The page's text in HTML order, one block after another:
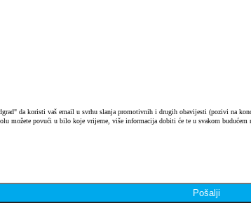
da koristi vaš email u svrhu slanja promotivnih i drugih obavijesti (pozivi na
možete povući u bilo koje vrijeme, više informacija dobiti će te u svakom budućem